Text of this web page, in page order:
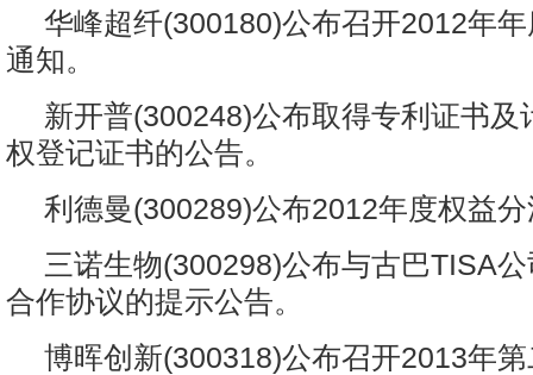
华峰超纤(300180)公布召开2012年
通知。
新开普(300248)公布取得专利证书及
权登记证书的公告。
利德曼(300289)公布2012年度权益
三诺生物(300298)公布与古巴TISA
合作协议的提示公告。
博晖创新(300318)公布召开2013年